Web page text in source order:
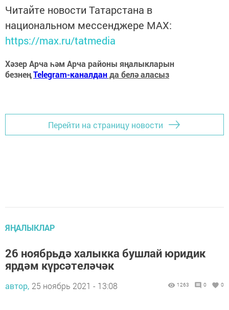
Читайте новости Татарстана в
национальном мессенджере MАХ:
https://max.ru/tatmedia
Хәзер Арча һәм Арча районы яңалыкларын
безнеңTelegram-каналданда белә аласыз
Перейти на страницу новости
ЯҢАЛЫКЛАР
26 ноябрьдә халыкка бушлай юридик
ярдәм күрсәтеләчәк
автор, 25 ноябрь 2021 - 13:08 1263 0 0